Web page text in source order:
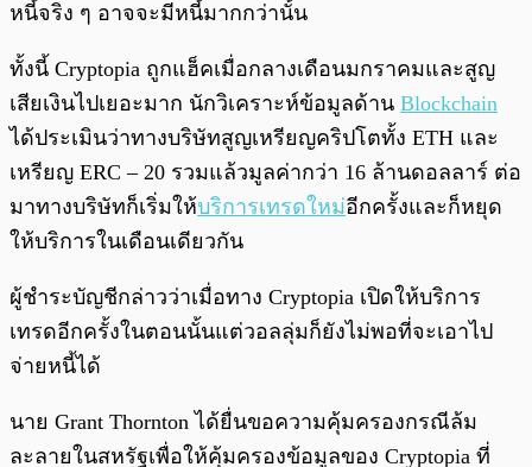
หนี้จริง ๆ อาจจะมีหนี้มากกว่านั้น
ทั้งนี้ Cryptopia ถูกแฮ็คเมื่อกลางเดือนมกราคมและสูญ
เสียเงินไปเยอะมาก นักวิเคราะห์ข้อมูลด้าน Blockchain
ได้ประเมินว่าทางบริษัทสูญเหรียญคริปโตทั้ง ETH และ
เหรียญ ERC – 20 รวมแล้วมูลค่ากว่า 16 ล้านดอลลาร์ ต่อ
มาทางบริษัทก็เริ่มให้บริการเทรดใหม่อีกครั้งและก็หยุด
ให้บริการในเดือนเดียวกัน
ผู้ชำระบัญชีกล่าวว่าเมื่อทาง Cryptopia เปิดให้บริการ
เทรดอีกครั้งในตอนนั้นแต่วอลลุ่มก็ยังไม่พอที่จะเอาไป
จ่ายหนี้ได้
นาย Grant Thornton ได้ยื่นขอความคุ้มครองกรณีล้ม
ละลายในสหรัฐเพื่อให้คุ้มครองข้อมูลของ Cryptopia ที่